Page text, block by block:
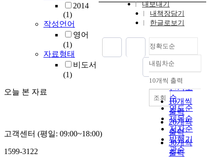
2014
(1)
작성언어
영어
(1)
자료형태
비도서
(1)
오늘 본 자료
내보내기
내책장담기
한글로보기
정확도순
정확도
순
인기도
순
연도순
제목순
저자순
발행기
관순
내림차순
내림차순
10개씩 출력
10개씩
출력
20개씩
출력
30개씩
출력
조회
고객센터 (평일: 09:00~18:00)
1599-3122